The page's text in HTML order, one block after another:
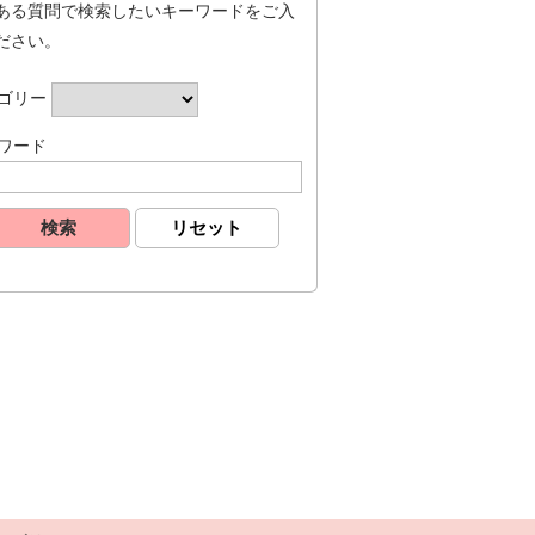
る質問で検索したいキーワードをご入
さい。
リー
ード